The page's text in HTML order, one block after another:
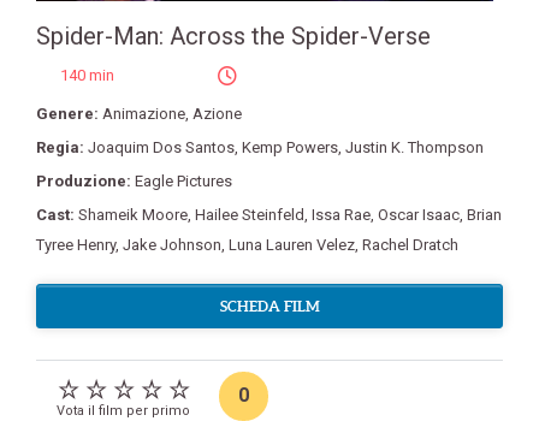
Spider-Man: Across the Spider-Verse
140 min
Genere: Animazione Azione
Regia: Joaquim Dos Santos Kemp Powers Justin K. Thompson
Produzione: Eagle Pictures
Cast: Shameik Moore Hailee Steinfeld Issa Rae Oscar Isaac Brian
Tyree Henry, Jake Johnson Luna Lauren Velez Rachel Dratch
SCHEDA FILM
Vota il film per primo
0